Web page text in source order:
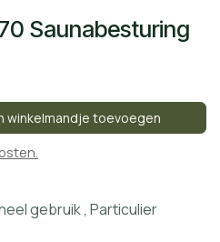
Saunabesturing
winkelmandje toevoegen
gebruik, Particulier